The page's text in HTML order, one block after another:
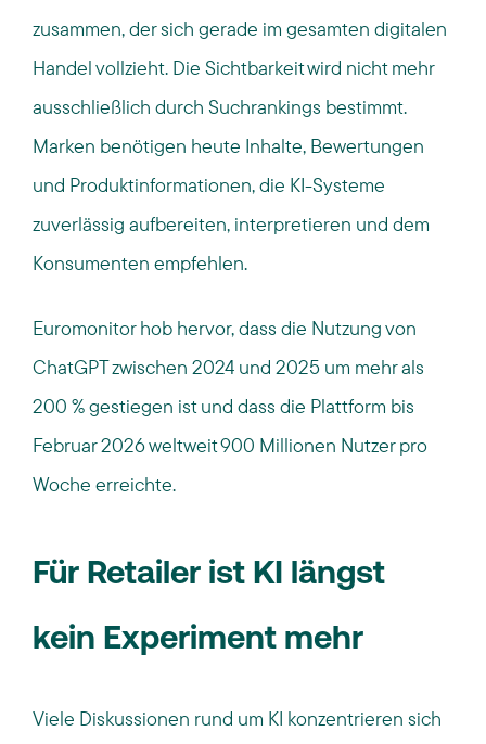
zusammen,der sich gerade im gesamten digitalen
Handelvollzieht. Die Sichtbarkeit wird nicht mehr
ausschließlich durch Suchrankings bestimmt.
Marken benötigen heute Inhalte, Bewertungen
und Produktinformationen, die KI-Systeme
zuverlässig aufbereiten, interpretieren und dem
Konsumenten empfehlen.
Euromonitor hob hervor, dass die Nutzung von
ChatGPT zwischen 2024 und 2025 um mehr als
200 % gestiegen ist und dass die Plattform bis
Februar 2026 weltweit 900 Millionen Nutzer pro
Woche erreichte.
Für Retailer ist KI längst
kein Experiment mehr
Viele Diskussionen rund um KI konzentrieren sich